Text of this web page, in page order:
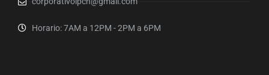
Horario: 7AM a 12PM - 2PM a 6PM